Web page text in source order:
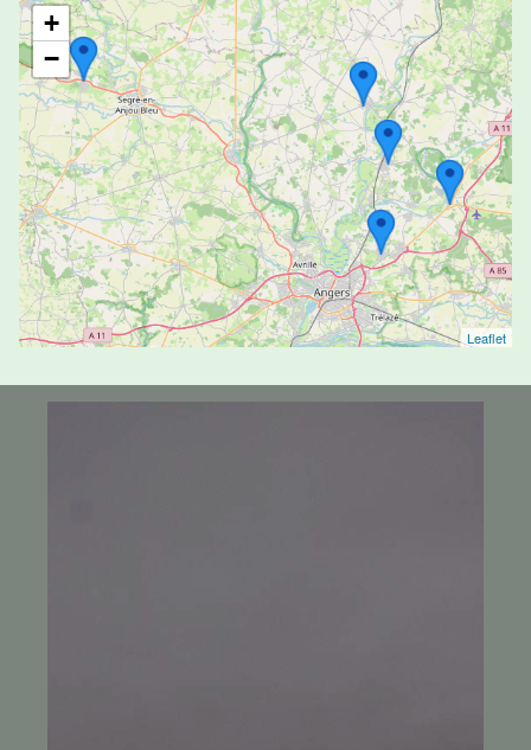
Hauts-d'Anjou)
4.7/5(49 avis)
02 41 33 90 90
Le Pressoir Blanvillain - 49330 - Châteauneuf-sur-
Sarthe (Les Hauts-d'Anjou)
BGF - Beaumont - Pompes Funèbres et
Marbrerie - Tiercé
4.9/5(30 avis)
02 41 34 70 72
1A Avenue des Bertins - 49125 - Tiercé
+
−
Leaflet